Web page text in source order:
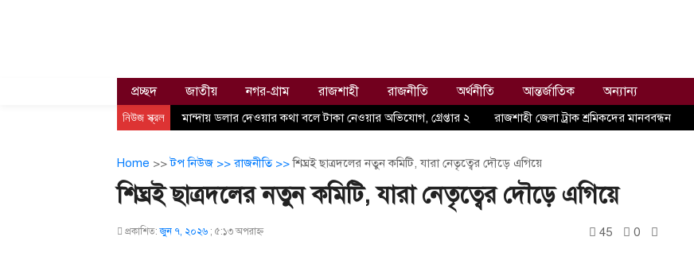
প্রচ্ছদ জাতীয় নগর-গ্রাম রাজশাহী রাজনীতি অর্থনীতি আন্তর্জাতিক অন্যান্য
নিউজ স্ক্রল মান্দায় ডলার দেওয়ার কথা বলে টাকা নেওয়ার অভিযোগ, গ্রেপ্তার ২ রাজশাহী জেলা ট্রাক শ্রমিকদের মানববন্ধন
Home >>টপ নিউজ >>রাজনীতি >>শিঘ্রই ছাত্রদলের নতুন কমিটি, যারা নেতৃত্বের দৌড়ে এগিয়ে
শিঘ্রই ছাত্রদলের নতুন কমিটি, যারা নেতৃত্বের দৌড়ে এগিয়ে
প্রকাশিত:জুন ৭, ২০২৬ ; ৫:১৩ অপরাহ্ণ 45 0